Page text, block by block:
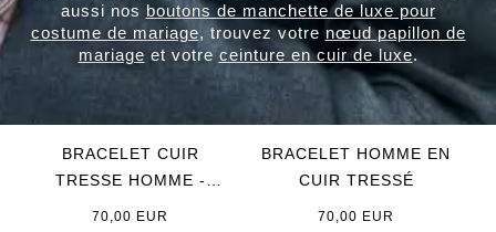
aussi nos boutons de manchette de luxe pour
costume de mariage, trouvez votre nœud papillon de
mariage et votreceinture en cuir de luxe.
BRACELET CUIR
TRESSE HOMME -
70,00 EUR
BRACELET HOMME EN
CUIR TRESSÉ
70,00 EUR